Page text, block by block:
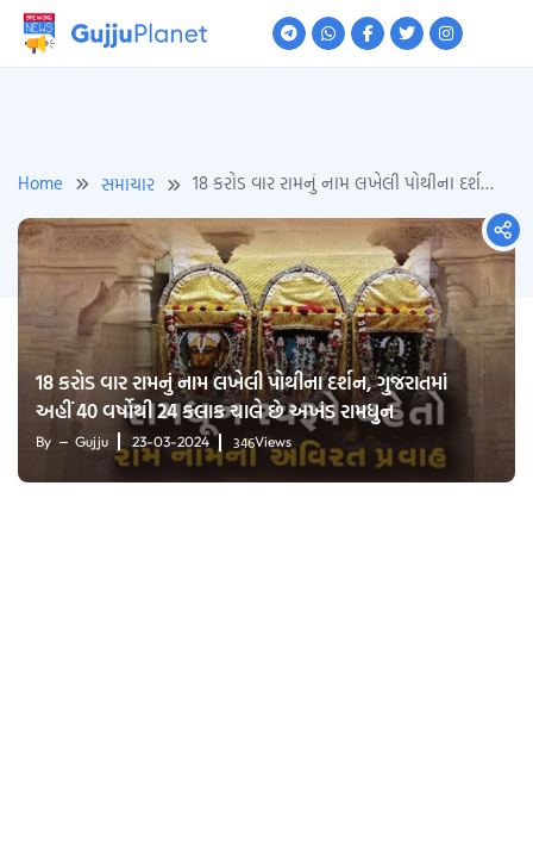
Skip
Home સમાચાર
18 કરોડ વાર રામનું નામ લખેલી પોથીના દર્શન,
ગુજરાતમાં અહીં 40 વર્ષોથી 24 કલાક ચાલે છે
અખંડ રામધુન
18 કરોડ વાર રામનું નામ લખેલી પોથીના દર્શન, ગુજરાતમાં
અહીં 40 વર્ષોથી 24 કલાક ચાલે છે અખંડ રામધુન
By Gujju 23-03-2024 346Views